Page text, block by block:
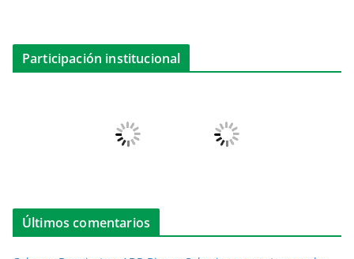
Participación institucional
Últimos comentarios